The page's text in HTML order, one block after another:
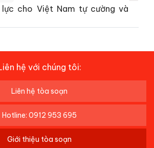
cho Việt Nam tự cường và
hệ với chúng tôi:
Liên hệ tòa soạn
Hotline: 0912 953 695
Giới thiệu tòa soạn